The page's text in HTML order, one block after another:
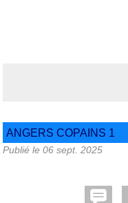
ANGERS COPAINS 1
Publié le 06 sept. 2025